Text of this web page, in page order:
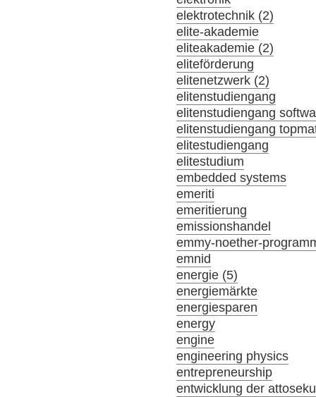
elektrotechnik (2)
elite-akademie
eliteakademie (2)
eliteförderung
elitenetzwerk (2)
elitenstudiengang
elitenstudiengang
elitenstudiengang
elitestudiengang
elitestudium
embedded systems
emeriti
emeritierung
emissionshandel
emmy-noether-
emnid
energie (5)
energiemärkte
energiesparen
energy
engine
engineering physics
entrepreneurship
entwicklung der